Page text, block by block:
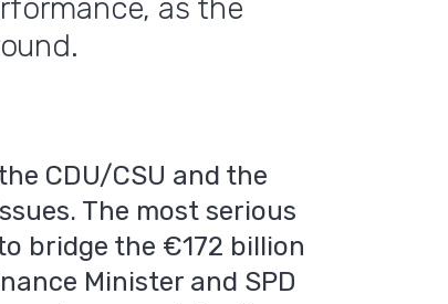
as the
CDU/CSU and the
The most serious
bridge the €172 billion
Minister and SPD